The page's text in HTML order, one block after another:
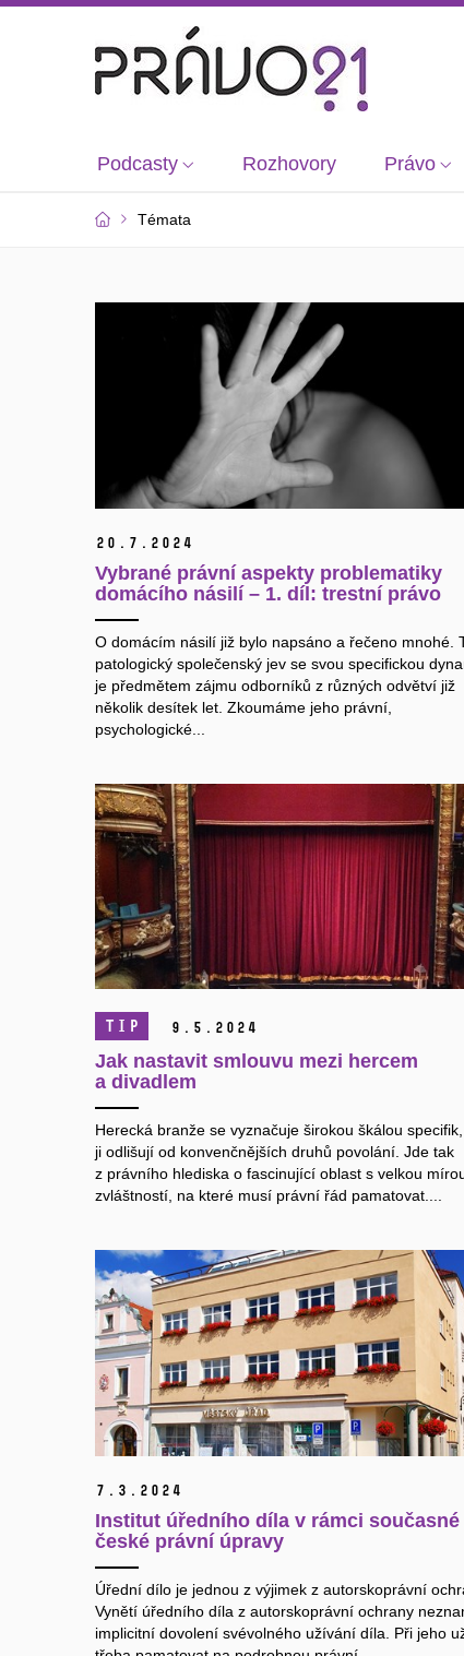
Podcasty Rozhovory Právo
Témata
20. 7. 2024
Vybrané právní aspekty problematiky
domácího násilí – 1. díl: trestní právo
O domácím násilí již bylo napsáno a řečeno mnohé.
patologický společenský jev se svou specifickou
je předmětem zájmu odborníků z různých odvětví již
několik desítek let. Zkoumáme jeho právní,
psychologické...
TIP 9. 5. 2024
Jak nastavit smlouvu mezi hercem
a divadlem
Herecká branže se vyznačuje širokou škálou
ji odlišují od konvenčnějších druhů povolání. Jde tak
z právního hlediska o fascinující oblast s velkou
zvláštností, na které musí právní řád pamatovat....
7. 3. 2024
Institut úředního díla v rámci současné
české právní úpravy
Úřední dílo je jednou z výjimek z autorskoprávní
Vynětí úředního díla z autorskoprávní ochrany
implicitní dovolení svévolného užívání díla. Při jeho